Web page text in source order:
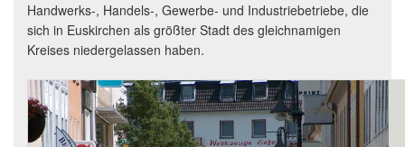
Handwerks-, Handels-, Gewerbe- und Industriebetriebe, die
sich in Euskirchen als größter Stadt des gleichnamigen
Kreises niedergelassen haben.